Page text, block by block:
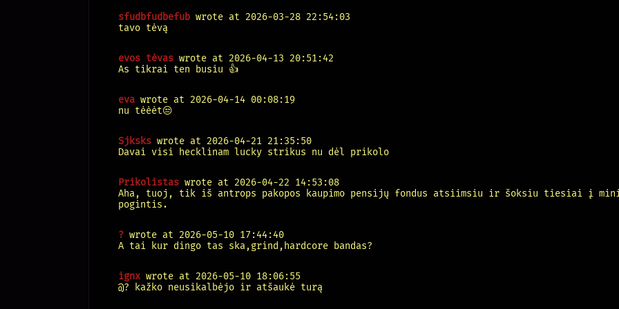
sfudbfudbefub wrote at 2026-03-28 22:54:03
tavo tėvą
evos tėvas wrote at 2026-04-13 20:51:42
As tikrai ten busiu 👍
eva wrote at 2026-04-14 00:08:19
nu tėėėt😒
Sjksks wrote at 2026-04-21 21:35:50
Davai visi hecklinam lucky strikus nu dėl prikolo
Prikolistas wrote at 2026-04-22 14:53:08
Aha, tuoj, tik iš antrops pakopos kaupimo pensijų fondus atsiimsiu ir šoksiu tiesiai į
pogintis.
? wrote at 2026-05-10 17:44:40
A tai kur dingo tas ska,grind,hardcore bandas?
ignx wrote at 2026-05-10 18:06:55
@? kažko neusikalbėjo ir atšaukė turą